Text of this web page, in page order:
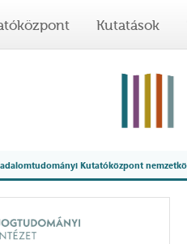
Kutatások
Kutatóközpont